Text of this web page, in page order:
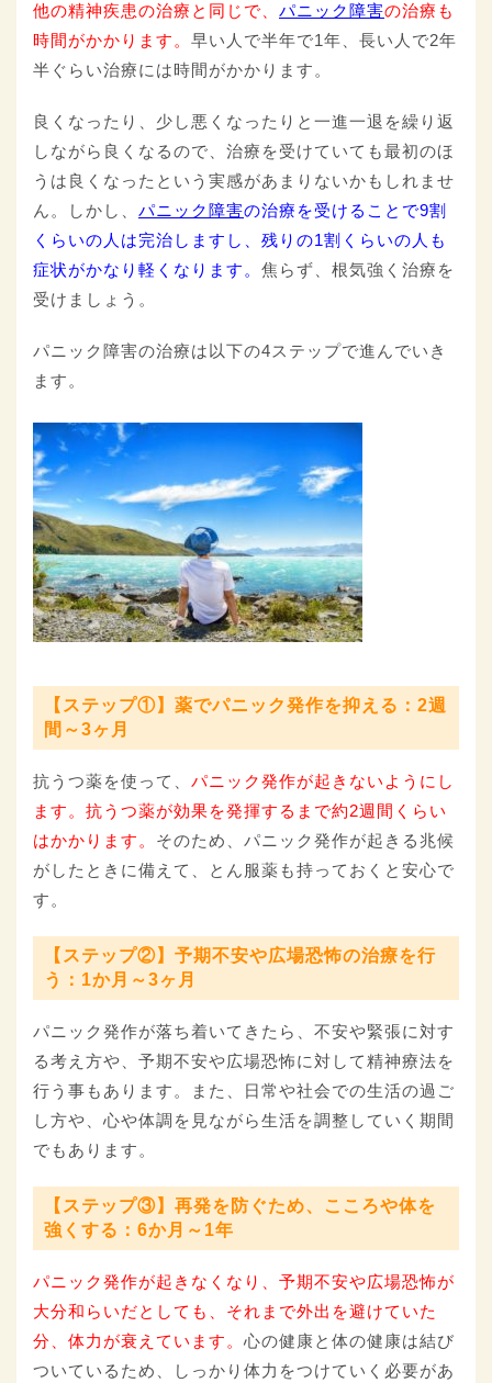
他の精神疾患の治療と同じで、 パニック障害の治療も
時間がかかります。 早い人で半年で1年、長い人で2年
半ぐらい治療には時間がかかります。
良くなったり、少し悪くなったりと一進一退を繰り返
しながら良くなるので、治療を受けていても最初のほ
うは良くなったという実感があまりないかもしれませ
ん。しかし、 パニック障害の治療を受けることで9割
くらいの人は完治しますし、残りの1割くらいの人も
症状がかなり軽くなります。 焦らず、根気強く治療を
受けましょう。
パニック障害の治療は以下の4ステップで進んでいき
ます。
【ステップ①】薬でパニック発作を抑える：2週
間～3ヶ月
抗うつ薬を使って、 パニック発作が起きないようにし
ます。抗うつ薬が効果を発揮するまで約2週間くらい
はかかります。 そのため、パニック発作が起きる兆候
がしたときに備えて、とん服薬も持っておくと安心で
す。
【ステップ②】予期不安や広場恐怖の治療を行
う：1か月～3ヶ月
パニック発作が落ち着いてきたら、不安や緊張に対す
る考え方や、予期不安や広場恐怖に対して精神療法を
行う事もあります。また、日常や社会での生活の過ご
し方や、心や体調を見ながら生活を調整していく期間
でもあります。
【ステップ③】再発を防ぐため、こころや体を
強くする：6か月～1年
パニック発作が起きなくなり、予期不安や広場恐怖が
大分和らいだとしても、それまで外出を避けていた
分、体力が衰えています。 心の健康と体の健康は結び
ついているため、しっかり体力をつけていく必要があ